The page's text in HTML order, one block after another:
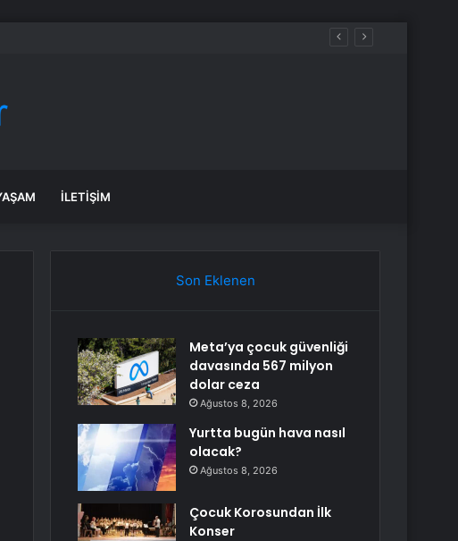
İLETIŞIM
Son Eklenen
Meta’ya çocuk güvenliği
davasında 567 milyon
dolar ceza
Ağustos 8, 2026
Yurtta bugün hava nasıl
olacak?
Ağustos 8, 2026
Çocuk Korosundan İlk
Konser